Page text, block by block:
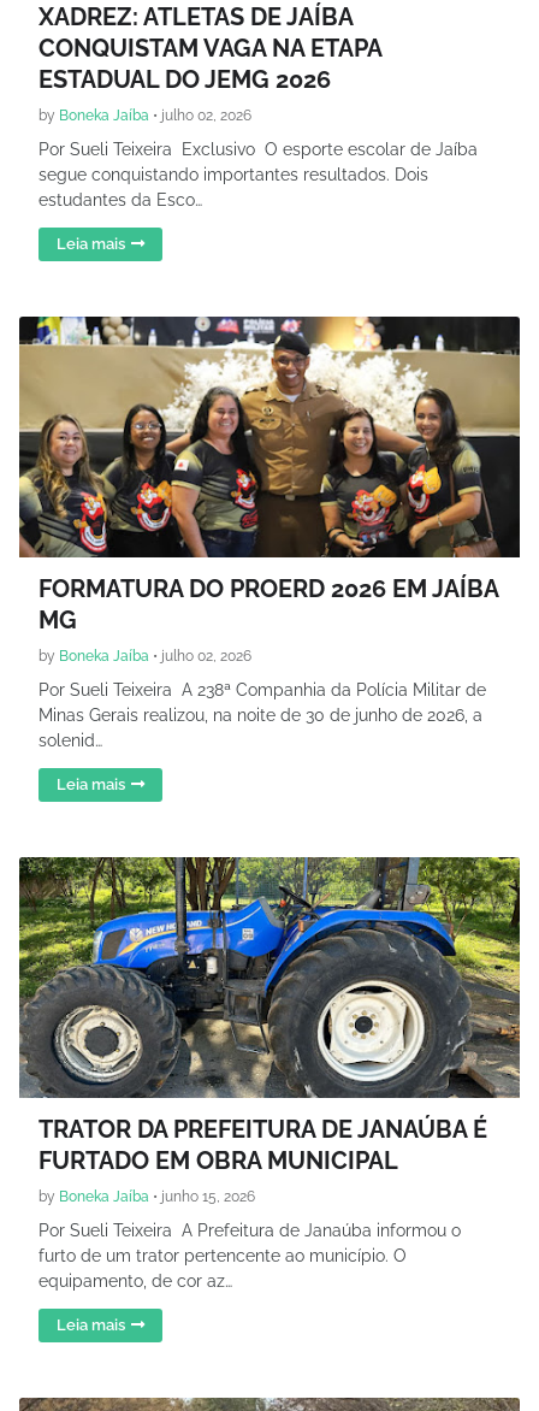
XADREZ: ATLETAS DE JAÍBA
CONQUISTAM VAGA NA ETAPA
ESTADUAL DO JEMG 2026
by Boneka Jaíba • julho 02, 2026
Por Sueli Teixeira Exclusivo O esporte escolar de Jaíba
segue conquistando importantes resultados. Dois
estudantes da Esco…
Leia mais
FORMATURA DO PROERD 2026 EM JAÍBA
MG
by Boneka Jaíba • julho 02, 2026
Por Sueli Teixeira A 238ª Companhia da Polícia Militar de
Minas Gerais realizou, na noite de 30 de junho de 2026, a
solenid…
Leia mais
TRATOR DA PREFEITURA DE JANAÚBA É
FURTADO EM OBRA MUNICIPAL
by Boneka Jaíba • junho 15, 2026
Por Sueli Teixeira A Prefeitura de Janaúba informou o
furto de um trator pertencente ao município. O
equipamento, de cor az…
Leia mais